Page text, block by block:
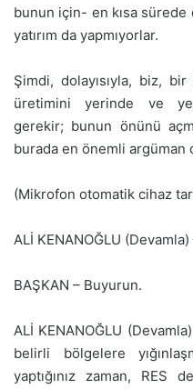
bunun için- en kısa sürede
yatırım da yapmıyorlar.
Şimdi, dolayısıyla, biz,
üretimini yerinde ve
gerekir; bunun önünü
burada en önemli
(Mikrofon otomatik cihaz
ALİ KENANOĞLU
BAŞKAN – Buyurun.
ALİ KENANOĞLU
belirli bölgelere
yaptığınız zaman, RES